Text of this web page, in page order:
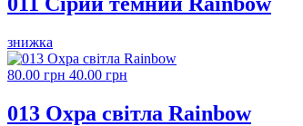
знижка
80.00 грн 40.00 грн
013 Охра світла Rainbow